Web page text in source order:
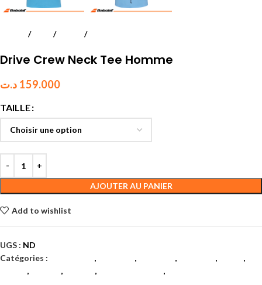
Padel Textile Hommes
Drive Crew Neck Tee Homme
159.000 د.ت
TAILLE
AJOUTER AU PANIER
Add to wishlist
UGS : ND
Catégories :
, , , ,
,
, , , ,